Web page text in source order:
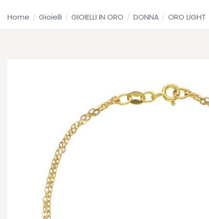
Home Gioielli GIOIELLI IN ORO DONNA ORO LIGHT